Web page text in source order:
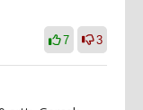
7 3